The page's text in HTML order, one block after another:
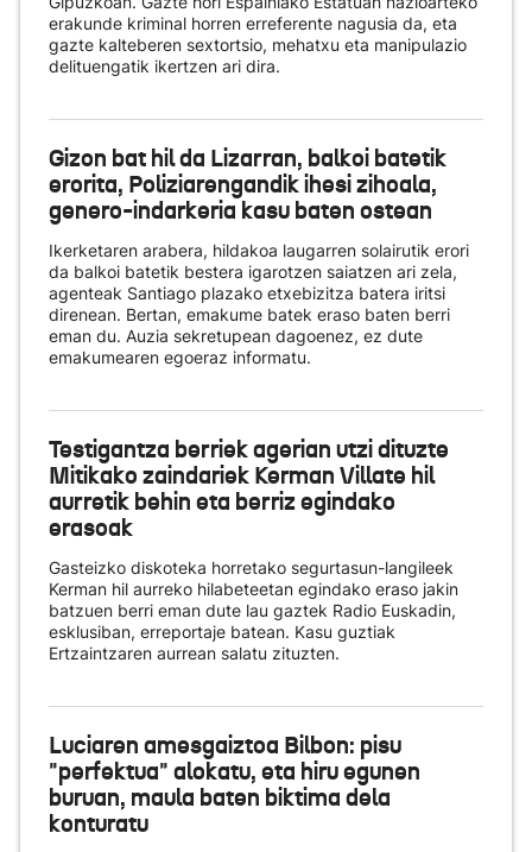
erakunde kriminal horren erreferente nagusia da, eta
gazte kalteberen sextortsio, mehatxu eta manipulazio
delituengatik ikertzen ari dira.
Gizon bat hil da Lizarran, balkoi batetik
erorita, Poliziarengandik ihesi zihoala,
genero-indarkeria kasu baten ostean
Ikerketaren arabera, hildakoa laugarren solairutik erori
da balkoi batetik bestera igarotzen saiatzen ari zela,
agenteak Santiago plazako etxebizitza batera iritsi
direnean. Bertan, emakume batek eraso baten berri
eman du. Auzia sekretupean dagoenez, ez dute
emakumearen egoeraz informatu.
Testigantza berriek agerian utzi dituzte
Mitikako zaindariek Kerman Villate hil
aurretik behin eta berriz egindako
erasoak
Gasteizko diskoteka horretako segurtasun-langileek
Kerman hil aurreko hilabeteetan egindako eraso jakin
batzuen berri eman dute lau gaztek Radio Euskadin,
esklusiban, erreportaje batean. Kasu guztiak
Ertzaintzaren aurrean salatu zituzten.
Luciaren amesgaiztoa Bilbon: pisu
"perfektua" alokatu, eta hiru egunen
buruan, maula baten biktima dela
konturatu